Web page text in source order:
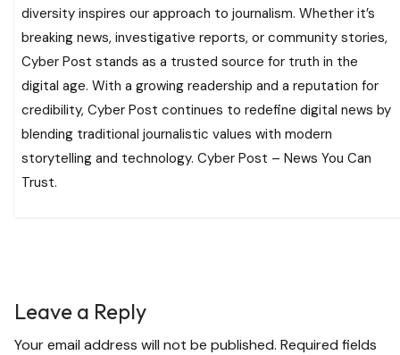
diversity inspires our approach to journalism. Whether it’s
breaking news, investigative reports, or community stories,
Cyber Post stands as a trusted source for truth in the
digital age. With a growing readership and a reputation for
credibility, Cyber Post continues to redefine digital news by
blending traditional journalistic values with modern
storytelling and technology. Cyber Post – News You Can
Trust.
Leave a Reply
Your email address will not be published. Required fields